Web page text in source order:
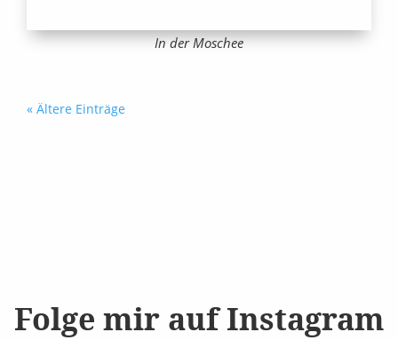
In der Moschee
« Ältere Einträge
Folge mir auf Instagram